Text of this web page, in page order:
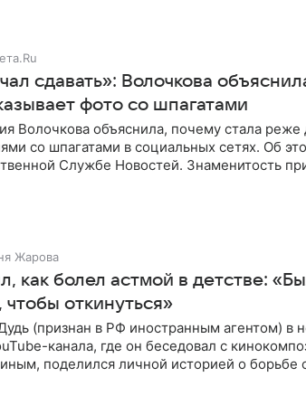
сдавать»: Волочкова
фото со шпагатами
Волочкова объяснила, почему стала реже
со шпагатами в социальных сетях. Об
Службе Новостей. Знаменитость
Жарова
как болел астмой в детстве:
чтобы откинуться»
(признан в РФ иностранным агентом) в
канала, где он беседовал с
поделился личной историей о борьбе